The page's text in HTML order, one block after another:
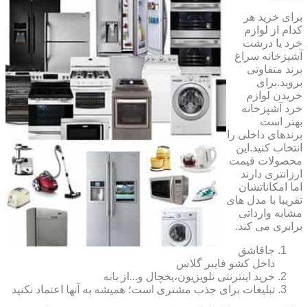
برای خرید هر
کدام از لوازم
خرد یا درشت
آشپزخانه سراغ
برند متفاوتی
بروید.برای
خریدن لوازم
خرد آشپزخانه
بهتر است
برندهای داخلی را
انتخاب کنید.این
محصولات قیمت
ارزانتری دارند
اما امکاناتشان
تقریبا با مدل های
مشابه وارداتی
برابری می کند.
جاقاشق
داخل کشو فایبر گلاس
خرید اینترنتی تلویزیون،یخچال و...از بانه
تبلیغات برای جذب مشتری است؛ همیشه به آنها اعتماد نکنید